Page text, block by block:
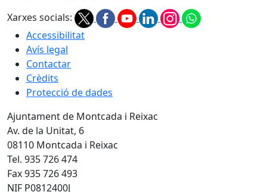
Xarxes socials:
Accessibilitat
Avís legal
Contactar
Crèdits
Protecció de dades
Ajuntament de Montcada i Reixac
Av. de la Unitat, 6
08110 Montcada i Reixac
Tel. 935 726 474
Fax 935 726 493
NIF P0812400J